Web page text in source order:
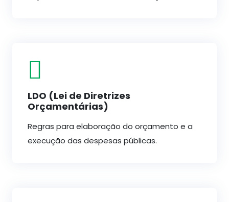
LDO (Lei de Diretrizes
Orçamentárias)
Regras para elaboração do orçamento e a
execução das despesas públicas.